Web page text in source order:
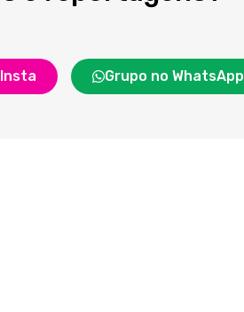
Grupo no WhatsApp